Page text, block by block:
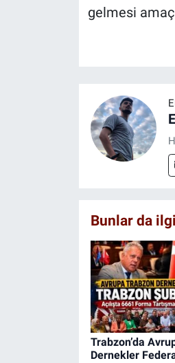
gelmesi
Bunlar da
Trabzon’da
Dernekler